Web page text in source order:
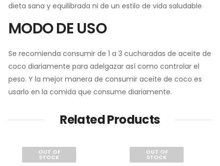
dieta sana y equilibrada ni de un estilo de vida saludable
MODO DE USO
Se recomienda consumir de 1 a 3 cucharadas de aceite de
coco diariamente para adelgazar así como controlar el
peso. Y la mejor manera de consumir aceite de coco es
usarlo en la comida que consume diariamente.
Related Products
OUT OF
STOCK
OUT OF
STOCK